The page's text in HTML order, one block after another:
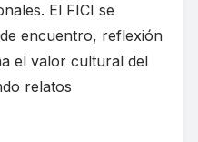
El FICI se
encuentro, reflexión
el valor cultural del
relatos